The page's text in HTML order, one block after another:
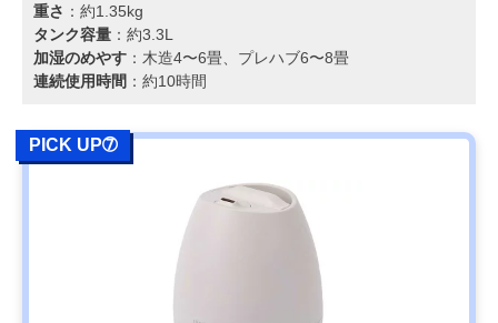
重さ ：約1.35kg
タンク容量 ：約3.3L
加湿のめやす ：木造4〜6畳、プレハブ6〜8畳
連続使用時間 ：約10時間
PICK UP➆